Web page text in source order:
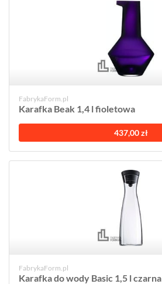
FabrykaForm.pl
Karafka Beak 1,4 l fioletowa
437,00 zł
FabrykaForm.pl
Karafka do wody Basic 1,5 l czarna